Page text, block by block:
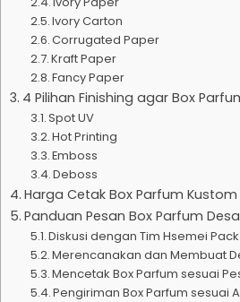
Ivory Carton
Corrugated Paper
Kraft Paper
Fancy Paper
4 Pilihan Finishing agar Box
Spot UV
Hot Printing
Emboss
Deboss
Harga Cetak Box Parfum Kustom
Panduan Pesan Box Parfum
Diskusi dengan Tim Hsemei Pack
Merencanakan dan Membuat
Mencetak Box Parfum sesuai
Pengiriman Box Parfum sesuai